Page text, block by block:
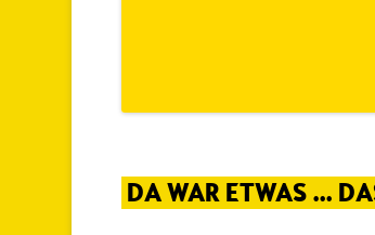
DA WAR ETWAS …